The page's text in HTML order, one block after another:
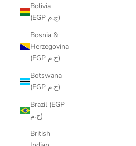
Bolivia
(EGP ج.م)
Bosnia &
Herzegovina
(EGP ج.م)
Botswana
(EGP ج.م)
Brazil (EGP
ج.م)
British